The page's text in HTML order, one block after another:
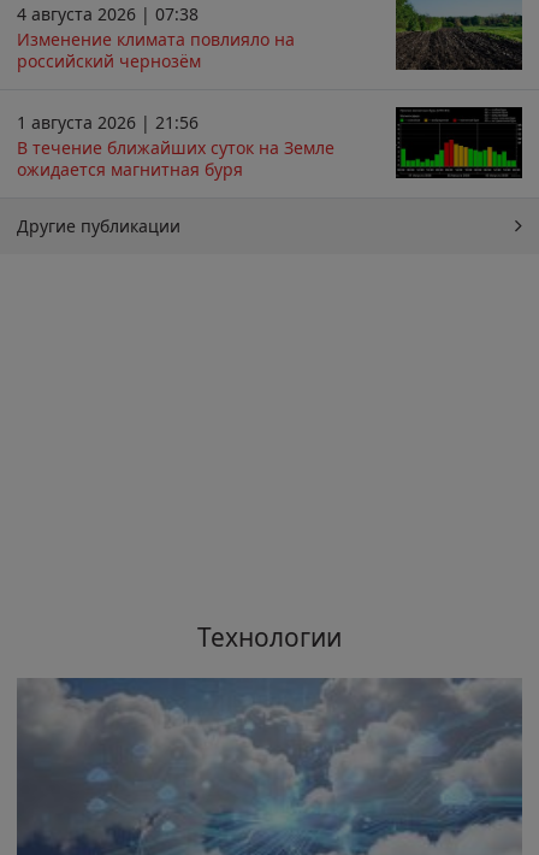
4 августа 2026 | 07:38
Изменение климата повлияло на
российский чернозём
1 августа 2026 | 21:56
В течение ближайших суток на Земле
ожидается магнитная буря
Другие публикации
Технологии